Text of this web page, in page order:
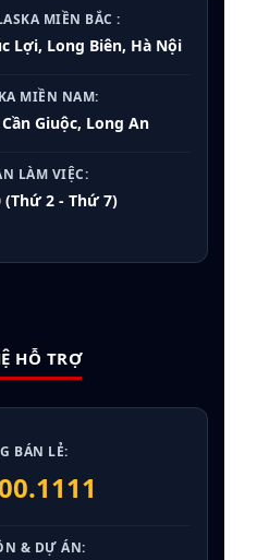
MIỀN BẮC :
Lợi, Long Biên, Hà Nội
MIỀN NAM:
Giuộc, Long An
LÀM VIỆC:
(Thứ 2 - Thứ 7)
HỖ TRỢ
BÁN LẺ:
& DỰ ÁN: